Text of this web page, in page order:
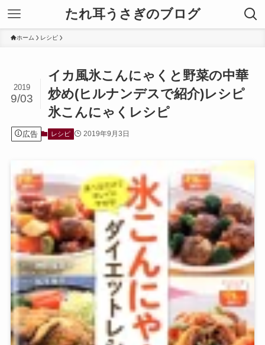
たれ耳うさぎのブログ
ホーム レシピ
イカ風氷こんにゃくと野菜の中華
炒め(ヒルナンデスで紹介)レシピ
氷こんにゃくレシピ
2019
9/03
広告 レシピ 2019年9月3日